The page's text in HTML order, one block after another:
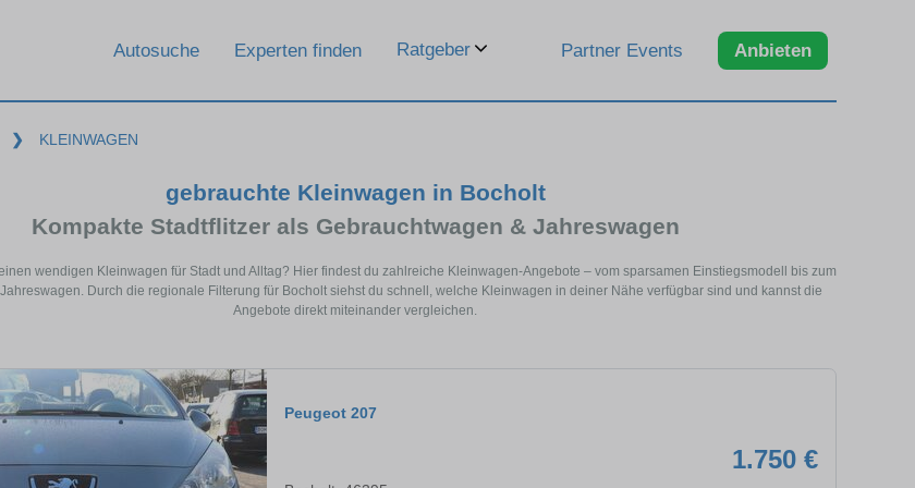
Autosuche Experten finden Ratgeber Partner Events Anbieten
❯ KLEINWAGEN
gebrauchte Kleinwagen in Bocholt
Kompakte Stadtflitzer als Gebrauchtwagen & Jahreswagen
wendigen Kleinwagen für Stadt und Alltag? Hier findest du zahlreiche Kleinwagen-Angebote – vom sparsamen Einstiegsmodell bis zum
Durch die regionale Filterung für Bocholt siehst du schnell, welche Kleinwagen in deiner Nähe verfügbar sind und kannst die
Angebote direkt miteinander vergleichen.
Peugeot 207
1.750 €